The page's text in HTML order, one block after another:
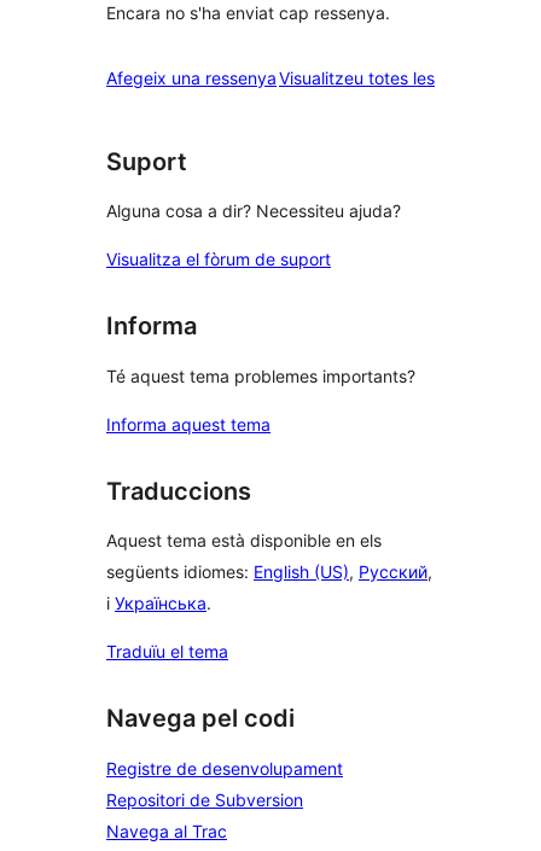
Encara no s'ha enviat cap ressenya.
Afegeix una ressenyaVisualitzeu totes lesressenyes
Suport
Alguna cosa a dir? Necessiteu ajuda?
Visualitza el fòrum de suport
Informa
Té aquest tema problemes importants?
Informa aquest tema
Traduccions
Aquest tema està disponible en els
següents idiomes: English (US), Русский,
i Українська.
Traduïu el tema
Navega pel codi
Registre de desenvolupament
Repositori de Subversion
Navega al Trac